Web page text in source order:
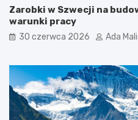
Zarobki w Szwecji na
warunki pracy
30 czerwca 2026 Ada